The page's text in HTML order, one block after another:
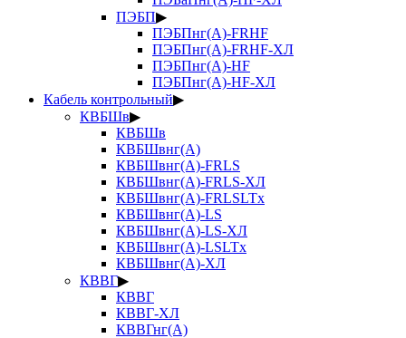
ПЭБП▶
ПЭБПнг(А)-FRHF
ПЭБПнг(А)-FRHF-ХЛ
ПЭБПнг(А)-HF
ПЭБПнг(А)-HF-ХЛ
Кабель контрольный▶
КВБШв▶
КВБШв
КВБШвнг(А)
КВБШвнг(А)-FRLS
КВБШвнг(А)-FRLS-ХЛ
КВБШвнг(А)-FRLSLTx
КВБШвнг(А)-LS
КВБШвнг(А)-LS-ХЛ
КВБШвнг(А)-LSLTx
КВБШвнг(А)-ХЛ
КВВГ▶
КВВГ
КВВГ-ХЛ
КВВГнг(А)